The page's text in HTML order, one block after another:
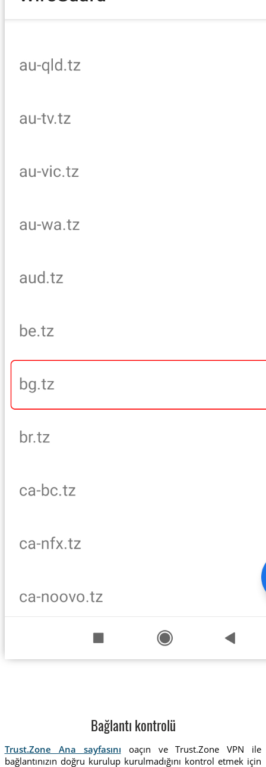
Bağlantı kontrolü
Trust.Zone Ana sayfasını oaçın ve Trust.Zone VPN ile
bağlantınızın doğru kurulup kurulmadığını kontrol etmek için